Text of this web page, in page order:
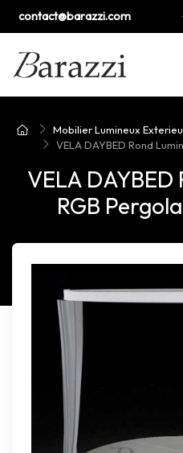
contact@barazzi.com
Mobilier Lumineux
VELA DAYBED Rond
VELA
RGB